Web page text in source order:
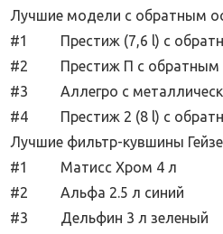
Лучшие модели с обратным
#1
Престиж (7,6 l) с
#2
Престиж П с
#3
Аллегро с
#4
Престиж 2 (8 l) с
Лучшие фильтр-кувшины
#1
Матисс Хром 4 л
#2
Альфа 2.5 л синий
#3
Дельфин 3 л зеленый